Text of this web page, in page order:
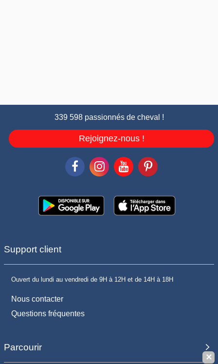
339 598 passionnés de cheval !
Rejoignez-nous !
Support client
Ouvert du lundi au vendredi de 9H à 12H et de 14H à 18H
Nous contacter
Questions fréquentes
Parcourir
✕